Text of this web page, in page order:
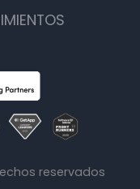
reservados